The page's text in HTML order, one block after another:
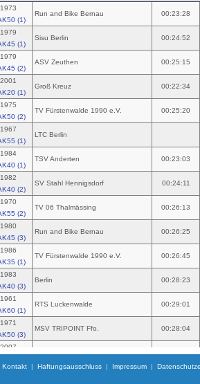
Kontakt| Haftungsausschluss| Impressum|